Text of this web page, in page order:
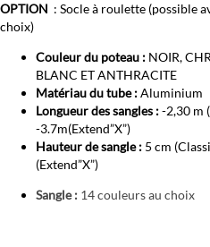
OPTION : Socle à roulette (possible
choix)
Couleur du poteau : NOIR,
BLANC ET ANTHRACITE
Matériau du tube :Aluminium
Longueur des sangles :-2,30 m
-3.7m(Extend”X”)
Hauteur de sangle : 5 cm
(Extend”X”)
Sangle : 14 couleurs au choix